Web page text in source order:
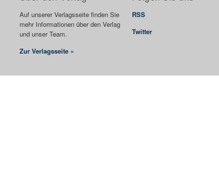
Auf unserer Verlagsseite finden Sie
mehr Informationen über den Verlag
und unser Team.
Zur Verlagsseite »
RSS
Twitter